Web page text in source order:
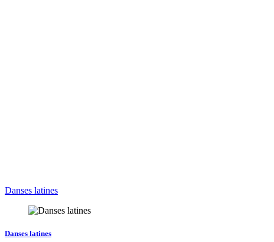
Danses latines
Danses latines